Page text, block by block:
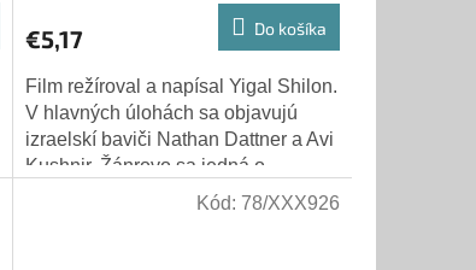
€5,17 Do košíka
Film režíroval a napísal Yigal Shilon.
V hlavných úlohách sa objavujú
izraelskí baviči Nathan Dattner a Avi
Kushnir. Žánrovo sa jedná o
komediu zloženú zo skečov v štýle...
Kód: 78/XXX926